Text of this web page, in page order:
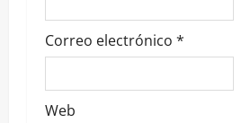
Correo electrónico *
Web